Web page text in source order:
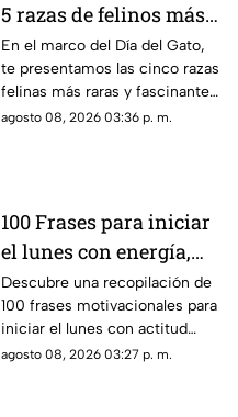
5 razas de felinos más
raras del mundo
En el marco del Día del Gato,
te presentamos las cinco razas
felinas más raras y fascinantes
del planeta por sus singulares
agosto 08, 2026 03:36 p. m.
100 Frases para iniciar
el lunes con energía,
motivación y éxito
Descubre una recopilación de
100 frases motivacionales para
iniciar el lunes con actitud
positiva, superar la rutina y
agosto 08, 2026 03:27 p. m.